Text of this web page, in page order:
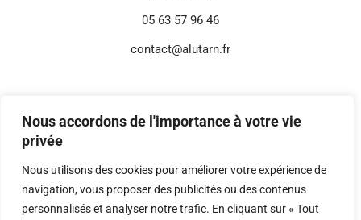
Nous accordons de l'importance à votre vie
privée
Nous utilisons des cookies pour améliorer votre expérience de
navigation, vous proposer des publicités ou des contenus
personnalisés et analyser notre trafic. En cliquant sur « Tout
05 63 57 96 46
contact@alutarn.fr
© 2026 Digital-i – Tous droits réservés.
Informations annexes
Mentions légales
Politique de confidentialité